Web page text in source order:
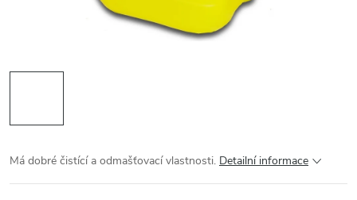
Má dobré čistící a odmašťovací vlastnosti. Detailní informace